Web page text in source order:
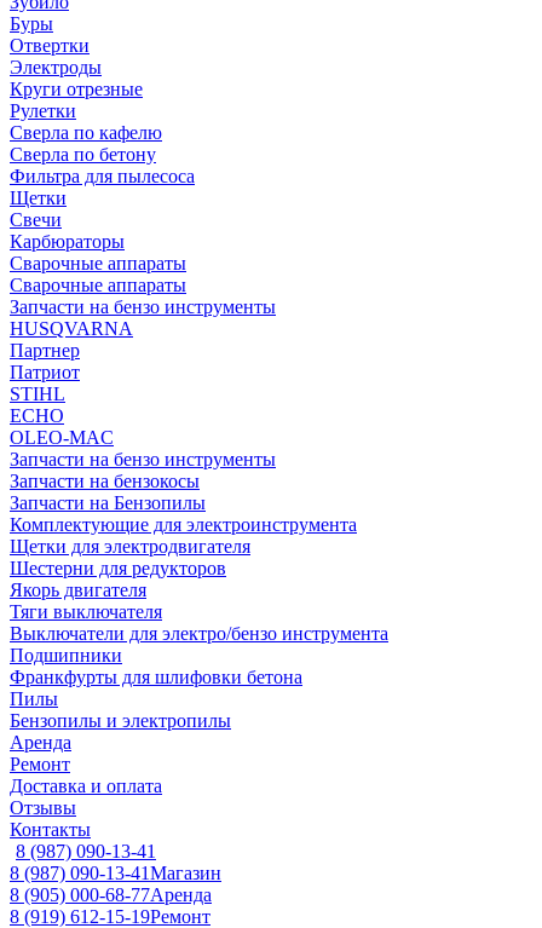
Буры
Отвертки
Электроды
Круги отрезные
Рулетки
Сверла по кафелю
Сверла по бетону
Фильтра для пылесоса
Щетки
Свечи
Карбюраторы
Сварочные аппараты
Сварочные аппараты
Запчасти на бензо инструменты
HUSQVARNA
Партнер
Патриот
STIHL
ECHO
OLEO-MAC
Запчасти на бензо инструменты
Запчасти на бензокосы
Запчасти на Бензопилы
Комплектующие для электроинструмента
Щетки для электродвигателя
Шестерни для редукторов
Якорь двигателя
Тяги выключателя
Выключатели для электро/бензо инструмента
Подшипники
Франкфурты для шлифовки бетона
Пилы
Бензопилы и электропилы
Аренда
Ремонт
Доставка и оплата
Отзывы
Контакты
8 (987) 090-13-41
8 (987) 090-13-41Магазин
8 (905) 000-68-77Аренда
8 (919) 612-15-19Ремонт